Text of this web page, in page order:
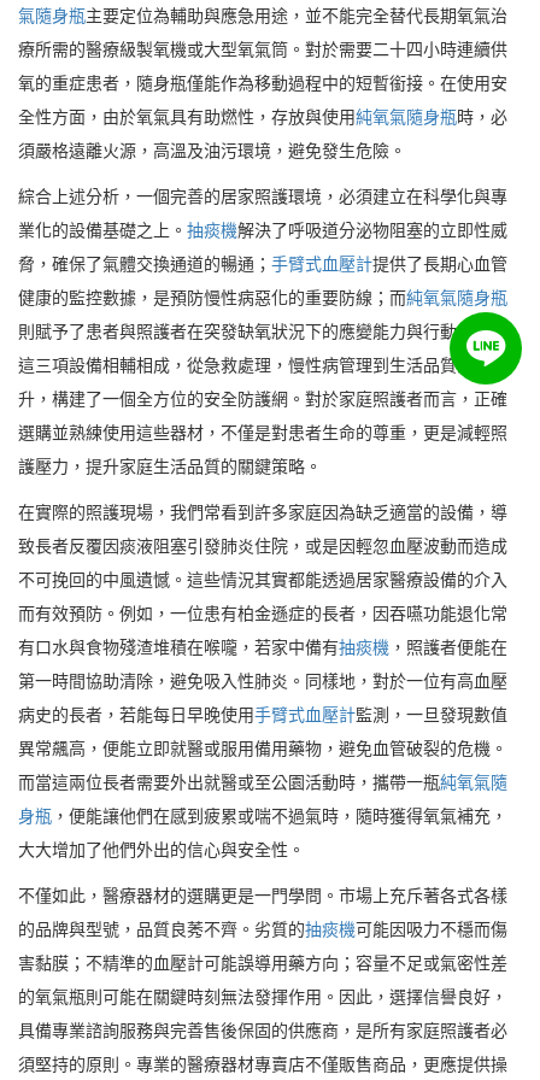
氣隨身瓶主要定位為輔助與應急用途，並不能完全替代長期氧氣治
療所需的醫療級製氧機或大型氧氣筒。對於需要二十四小時連續供
氧的重症患者，隨身瓶僅能作為移動過程中的短暫銜接。在使用安
全性方面，由於氧氣具有助燃性，存放與使用純氧氣隨身瓶時，必
須嚴格遠離火源，高溫及油污環境，避免發生危險。
綜合上述分析，一個完善的居家照護環境，必須建立在科學化與專
業化的設備基礎之上。 抽痰機解決了呼吸道分泌物阻塞的立即性威
脅，確保了氣體交換通道的暢通； 手臂式血壓計提供了長期心血管
健康的監控數據，是預防慢性病惡化的重要防線；而純氧氣隨身瓶
則賦予了患者與照護者在突發缺氧狀況下的應變能力與行動自由。
這三項設備相輔相成，從急救處理，慢性病管理到生活品質的提
升，構建了一個全方位的安全防護網。對於家庭照護者而言，正確
選購並熟練使用這些器材，不僅是對患者生命的尊重，更是減輕照
護壓力，提升家庭生活品質的關鍵策略。
在實際的照護現場，我們常看到許多家庭因為缺乏適當的設備，導
致長者反覆因痰液阻塞引發肺炎住院，或是因輕忽血壓波動而造成
不可挽回的中風遺憾。這些情況其實都能透過居家醫療設備的介入
而有效預防。例如，一位患有柏金遜症的長者，因吞嚥功能退化常
有口水與食物殘渣堆積在喉嚨，若家中備有抽痰機 ，照護者便能在
第一時間協助清除，避免吸入性肺炎。同樣地，對於一位有高血壓
病史的長者，若能每日早晚使用手臂式血壓計監測，一旦發現數值
異常飆高，便能立即就醫或服用備用藥物，避免血管破裂的危機。
而當這兩位長者需要外出就醫或至公園活動時，攜帶一瓶純氧氣隨
身瓶 ，便能讓他們在感到疲累或喘不過氣時，隨時獲得氧氣補充，
大大增加了他們外出的信心與安全性。
不僅如此，醫療器材的選購更是一門學問。市場上充斥著各式各樣
的品牌與型號，品質良莠不齊。劣質的抽痰機可能因吸力不穩而傷
害黏膜；不精準的血壓計可能誤導用藥方向；容量不足或氣密性差
的氧氣瓶則可能在關鍵時刻無法發揮作用。因此，選擇信譽良好，
具備專業諮詢服務與完善售後保固的供應商，是所有家庭照護者必
須堅持的原則。專業的醫療器材專賣店不僅販售商品，更應提供操